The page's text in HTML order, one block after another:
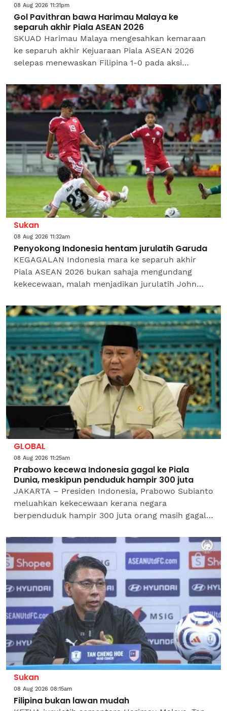
08 Aug 2026 11:31pm
Gol Pavithran bawa Harimau Malaya ke
separuh akhir Piala ASEAN 2026
SKUAD Harimau Malaya mengesahkan kemaraan
ke separuh akhir Kejuaraan Piala ASEAN 2026
selepas menewaskan Filipina 1-0 pada aksi
Lumpur, Cheras malam...
Sukan
08 Aug 2026 11:32am
Penyokong Indonesia hentam jurulatih Garuda
KEGAGALAN Indonesia mara ke separuh akhir
Piala ASEAN 2026 bukan sahaja mengundang
kekecewaan, malah menjadikan jurulatih John
seorang penyokong...
GLOBAL
08 Aug 2026 11:25am
Prabowo kecewa Indonesia gagal ke Piala
Dunia, meskipun penduduk hampir 300 juta
JAKARTA – Presiden Indonesia, Prabowo Subianto
meluahkan kekecewaan kerana negara
berpenduduk hampir 300 juta orang masih gagal
kecil seperti Cape...
Sukan
08 Aug 2026 08:15am
Filipina bukan lawan mudah